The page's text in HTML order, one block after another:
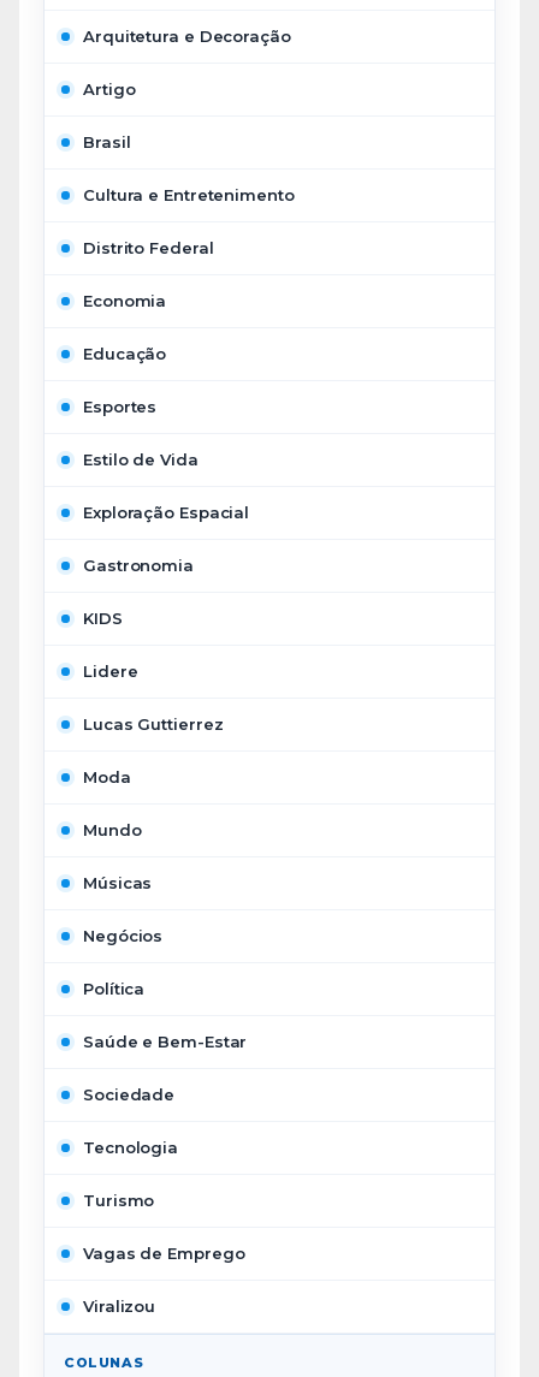
Arquitetura e Decoração
Artigo
Brasil
Cultura e Entretenimento
Distrito Federal
Economia
Educação
Esportes
Estilo de Vida
Exploração Espacial
Gastronomia
KIDS
Lidere
Lucas Guttierrez
Moda
Mundo
Músicas
Negócios
Política
Saúde e Bem-Estar
Sociedade
Tecnologia
Turismo
Vagas de Emprego
Viralizou
COLUNAS